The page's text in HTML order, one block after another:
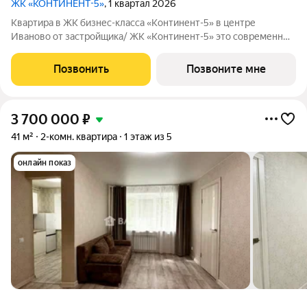
ЖК «КОНТИНЕНТ-5», 1 квартал 2026
Квартира в ЖК бизнес-класса «Континент-5» в центре
Иваново от застройщика/ ЖК «Континент-5» это современный
Закрытая территория, всего 62 квартиры, высокий уровень
комфорта для тех, кто ценит
Позвонить Позвоните мне
3 700 000 ₽
41 м² 2-комн. квартира 1 этаж из 5
онлайн показ